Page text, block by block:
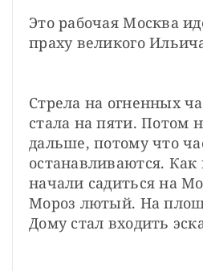
Это рабочая Москва
праху великого
Стрела на огненных
стала на пяти. Потом
дальше, потому что
останавливаются. Как
начали садиться на
Мороз лютый. На
Дому стал входить